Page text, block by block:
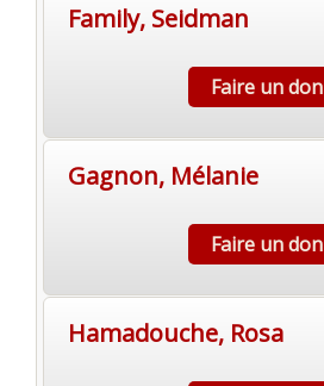
Family, Seidman
Faire un don
Gagnon, Mélanie
Faire un don
Hamadouche, Rosa